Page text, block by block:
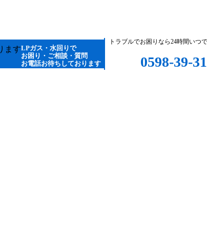
LPガス・水回りで
お困り・ご相談・質問
お電話お待ちしております
トラブルでお困りなら24時間いつ
0598-39-